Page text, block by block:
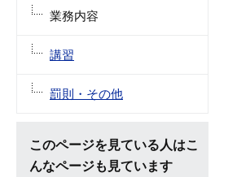
業務内容
講習
罰則・その他
このページを見ている人はこ
んなページも見ています